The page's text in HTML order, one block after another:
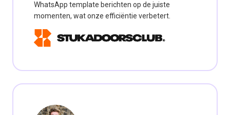
WhatsApp template berichten op de juiste
momenten, wat onze efficiëntie verbetert.